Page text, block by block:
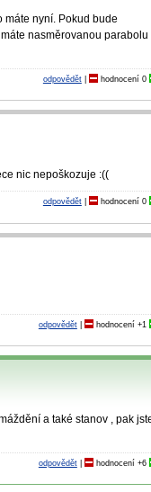
nyní. Pokud bude
nasměrovanou parabolu
odpovědět| hodnocení 0
nic nepoškozuje :((
odpovědět| hodnocení 0
odpovědět| hodnocení +1
a také stanov , pak
odpovědět| hodnocení +6